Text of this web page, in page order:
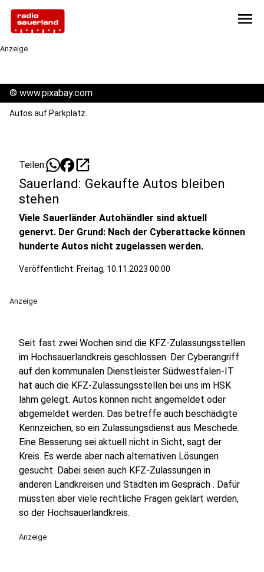
menu
Anzeige
© www.pixabay.com
Autos auf Parkplatz.
Teilen: open_in_new
Sauerland: Gekaufte Autos bleiben
stehen
Viele Sauerländer Autohändler sind aktuell
genervt. Der Grund: Nach der Cyberattacke können
hunderte Autos nicht zugelassen werden.
Veröffentlicht: Freitag, 10.11.2023 00:00
Anzeige
Seit fast zwei Wochen sind die KFZ-Zulassungsstellen
im Hochsauerlandkreis geschlossen. Der Cyberangriff
auf den kommunalen Dienstleister Südwestfalen-IT
hat auch die KFZ-Zulassungsstellen bei uns im HSK
lahm gelegt. Autos können nicht angemeldet oder
abgemeldet werden. Das betreffe auch beschädigte
Kennzeichen, so ein Zulassungsdienst aus Meschede.
Eine Besserung sei aktuell nicht in Sicht, sagt der
Kreis. Es werde aber nach alternativen Lösungen
gesucht. Dabei seien auch KFZ-Zulassungen in
anderen Landkreisen und Städten im Gespräch . Dafür
müssten aber viele rechtliche Fragen geklärt werden,
so der Hochsauerlandkreis.
Anzeige